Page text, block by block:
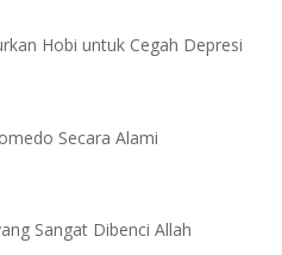
Hobi untuk Cegah Depresi
Secara Alami
Sangat Dibenci Allah